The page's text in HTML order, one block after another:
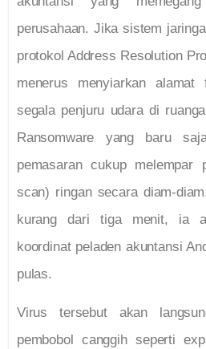
perusahaan. Jika sistem
protokol Address Resolution
menerus menyiarkan
segala penjuru udara di
Ransomware yang baru
pemasaran cukup melempar
scan) ringan secara diam-
kurang dari tiga menit, ia
koordinat peladen akuntansi
pulas.
Virus tersebut akan
pembobol canggih seperti